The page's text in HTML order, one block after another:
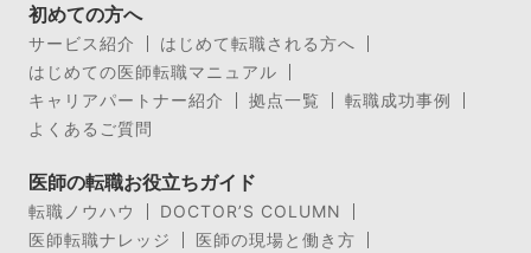
初めての方へ
サービス紹介
はじめて転職される方へ
はじめての医師転職マニュアル
キャリアパートナー紹介
拠点一覧
転職成功事例
よくあるご質問
医師の転職お役立ちガイド
転職ノウハウ
DOCTOR’S COLUMN
医師転職ナレッジ
医師の現場と働き方